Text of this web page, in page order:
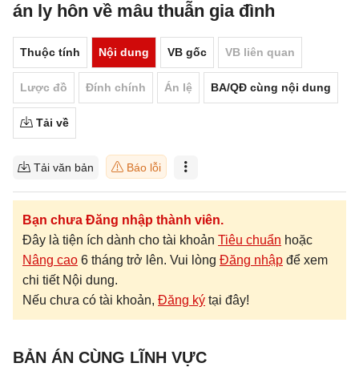
án ly hôn về mâu thuẫn gia đình
Thuộc tính Nội dung VB gốc VB liên quan
Lược đồ Đính chính Án lệ BA/QĐ cùng nội dung
Tải về
Tải văn bản Báo lỗi
Bạn chưa Đăng nhập thành viên.
Đây là tiện ích dành cho tài khoản Tiêu chuẩn hoặc
Nâng cao 6 tháng trở lên. Vui lòng Đăng nhập để xem
chi tiết Nội dung.
Nếu chưa có tài khoản, Đăng ký tại đây!
BẢN ÁN CÙNG LĨNH VỰC